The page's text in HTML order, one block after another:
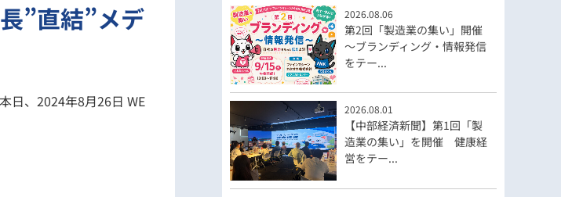
”直結”メデ
日、2024年8月26日 WE
2026.08.06
第2回「製造業の集い」開催
～ブランディング・情報発信
をテー...
2026.08.01
【中部経済新聞】第1回「製
造業の集い」を開催 健康経
営をテー...